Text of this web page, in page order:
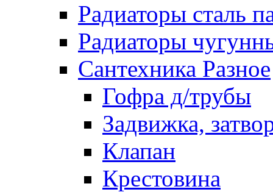
Радиаторы сталь
Радиаторы
Сантехника Разное
Гофра д/трубы
Задвижка,
Клапан
Крестовина